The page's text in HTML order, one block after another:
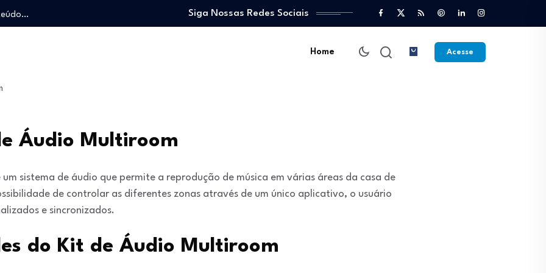
trabalhando…
e viver…
Siga Nossas Redes Sociais
Home Acesse
Áudio Multiroom
sistema de áudio que permite a reprodução de música em várias áreas da casa de
de controlar as diferentes zonas através de um único aplicativo, o usuário
e sincronizados.
do Kit de Áudio Multiroom